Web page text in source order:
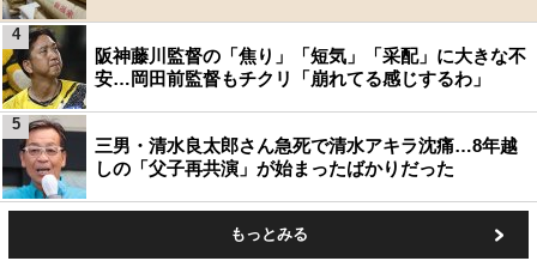
阪神藤川監督の「焦り」「短気」「采配」に大きな不
安…岡田前監督もチクリ「崩れてる感じするわ」
4
三男・清水良太郎さん急死で清水アキラ沈痛…8年越
しの「父子再共演」が始まったばかりだった
5
もっとみる